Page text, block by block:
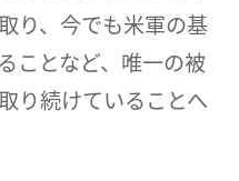
り、今でも米軍の基
ことなど、唯一の被
り続けていることへ